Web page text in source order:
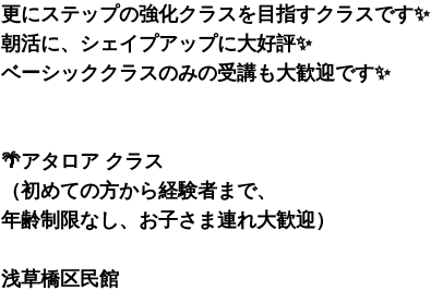
更にステップの強化クラスを目指すクラスです✨
朝活に、シェイプアップに大好評✨
ベーシッククラスのみの受講も大歓迎です✨
🌴アタロア クラス
（初めての方から経験者まで、
年齢制限なし、お子さま連れ大歓迎）
浅草橋区民館